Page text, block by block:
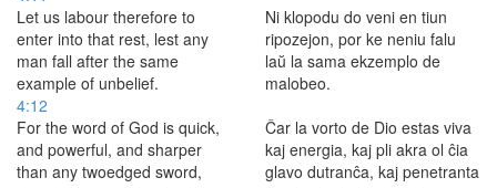
Let us labour therefore to
enter into that rest, lest any
man fall after the same
example of unbelief.
Ni klopodu do veni en tiun
ripozejon, por ke neniu falu
laŭ la sama ekzemplo de
malobeo.
4:12
For the word of God is quick,
and powerful, and sharper
than any twoedged sword,
Ĉar la vorto de Dio estas viva
kaj energia, kaj pli akra ol ĉia
glavo dutranĉa, kaj penetranta